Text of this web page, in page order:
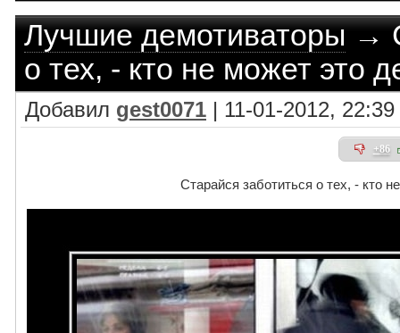
Лучшие демотиваторы→
о тех, - кто не может это
Добавил gest0071 | 11-01-2012, 22:39
+86
Старайся заботиться о тех, - кто